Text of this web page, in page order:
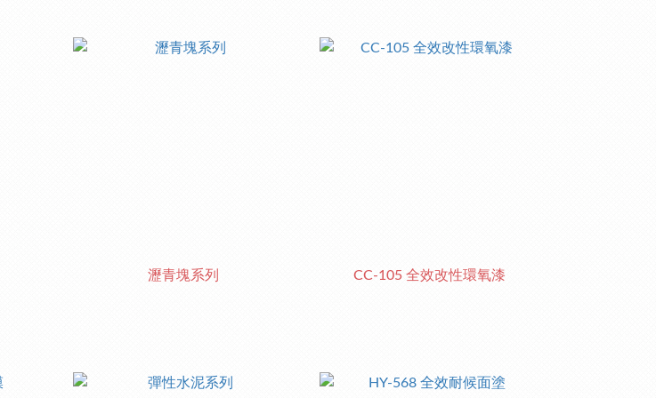
瀝青塊系列 CC-105 全效改性環氧漆